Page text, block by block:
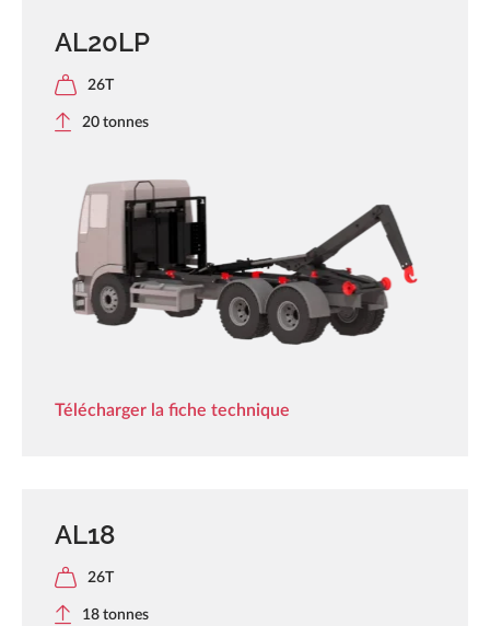
AL20LP
26T
20 tonnes
Télécharger la fiche technique
AL18
26T
18 tonnes